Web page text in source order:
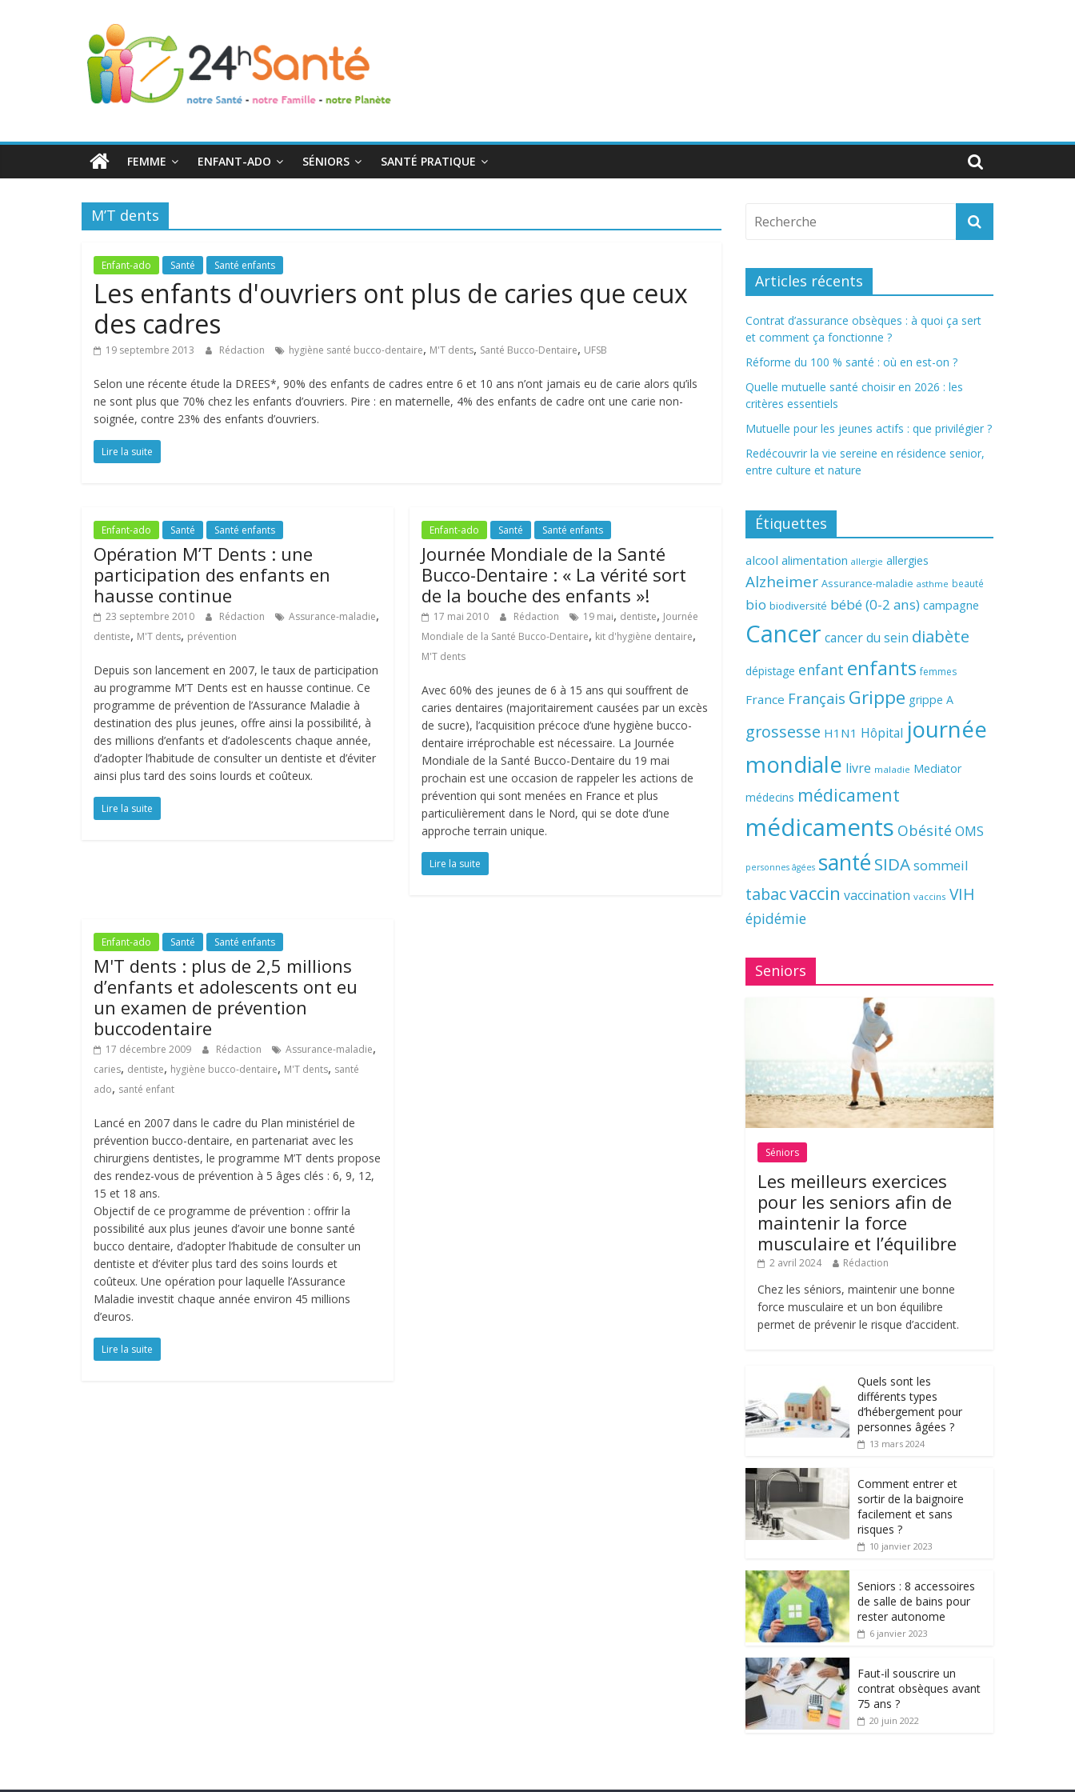
24h
Santé
toute
famille
FEMME ENFANT-ADO SÉNIORS SANTÉ PRATIQUE
M’T dents
Enfant-ado Santé Santé enfants
Les enfants d'ouvriers ont plus de caries que ceux
des cadres
19 septembre 2013 Rédaction hygiène santé bucco-dentaire, M'T dents, Santé Bucco-Dentaire, UFSB
Selon une récente étude la DREES*, 90% des enfants de cadres entre 6 et 10 ans n’ont jamais eu de carie alors qu’ils
ne sont plus que 70% chez les enfants d’ouvriers. Pire : en maternelle, 4% des enfants de cadre ont une carie non-
soignée, contre 23% des enfants d’ouvriers.
Lire la suite
Enfant-ado Santé Santé enfants
Opération M’T Dents : une
participation des enfants en
hausse continue
23 septembre 2010 Rédaction Assurance-maladie,
dentiste, M'T dents, prévention
Depuis son lancement en 2007, le taux de participation
au programme M’T Dents est en hausse continue. Ce
programme de prévention de l’Assurance Maladie à
destination des plus jeunes, offre ainsi la possibilité, à
des millions d’enfants et d’adolescents chaque année,
d’adopter l’habitude de consulter un dentiste et d’éviter
ainsi plus tard des soins lourds et coûteux.
Lire la suite
Enfant-ado Santé Santé enfants
Journée Mondiale de la Santé
Bucco-Dentaire : « La vérité sort
de la bouche des enfants »!
17 mai 2010 Rédaction 19 mai, dentiste, Journée
Mondiale de la Santé Bucco-Dentaire, kit d'hygiène dentaire,
M'T dents
Avec 60% des jeunes de 6 à 15 ans qui souffrent de
caries dentaires (majoritairement causées par un excès
de sucre), l’acquisition précoce d’une hygiène bucco-
dentaire irréprochable est nécessaire. La Journée
Mondiale de la Santé Bucco-Dentaire du 19 mai
prochain est une occasion de rappeler les actions de
prévention qui sont menées en France et plus
particulièrement dans le Nord, qui se dote d’une
approche terrain unique.
Lire la suite
Enfant-ado Santé Santé enfants
M'T dents : plus de 2,5 millions
d’enfants et adolescents ont eu
un examen de prévention
buccodentaire
17 décembre 2009 Rédaction Assurance-maladie,
caries, dentiste, hygiène bucco-dentaire, M'T dents, santé
ado, santé enfant
Lancé en 2007 dans le cadre du Plan ministériel de
prévention bucco-dentaire, en partenariat avec les
chirurgiens dentistes, le programme M’T dents propose
des rendez-vous de prévention à 5 âges clés : 6, 9, 12,
15 et 18 ans.
Objectif de ce programme de prévention : offrir la
possibilité aux plus jeunes d’avoir une bonne santé
bucco dentaire, d’adopter l’habitude de consulter un
dentiste et d’éviter plus tard des soins lourds et
coûteux. Une opération pour laquelle l’Assurance
Maladie investit chaque année environ 45 millions
d’euros.
Lire la suite
Articles récents
Contrat d’assurance obsèques : à quoi ça sert
et comment ça fonctionne ?
Réforme du 100 % santé : où en est-on ?
Quelle mutuelle santé choisir en 2026 : les
critères essentiels
Mutuelle pour les jeunes actifs : que privilégier ?
Redécouvrir la vie sereine en résidence senior,
entre culture et nature
Étiquettes
alcool alimentation allergie allergies
Alzheimer Assurance-maladie asthme beauté
bio biodiversité bébé (0-2 ans) campagne
Cancer cancer du sein diabète
dépistage enfant enfants femmes
France Français Grippe grippe A
grossesse H1N1 Hôpital journée
mondiale livre maladie Mediator
médecins médicament
médicaments Obésité OMS
personnes âgées santé SIDAsommeil
tabacvaccin vaccination vaccins VIH
épidémie
Seniors
Séniors
Les meilleurs exercices
pour les seniors afin de
maintenir la force
musculaire et l’équilibre
2 avril 2024 Rédaction
Chez les séniors, maintenir une bonne
force musculaire et un bon équilibre
permet de prévenir le risque d’accident.
Quels sont les
différents types
d’hébergement pour
personnes âgées ?
13 mars 2024
Comment entrer et
sortir de la baignoire
facilement et sans
risques ?
10 janvier 2023
Seniors : 8 accessoires
de salle de bains pour
rester autonome
6 janvier 2023
Faut-il souscrire un
contrat obsèques avant
75 ans ?
20 juin 2022